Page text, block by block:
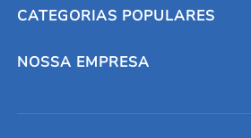
Conversores e calculadoras
Entre em contato conosco
CATEGORIAS POPULARES
Metais refratários
NOSSA EMPRESA